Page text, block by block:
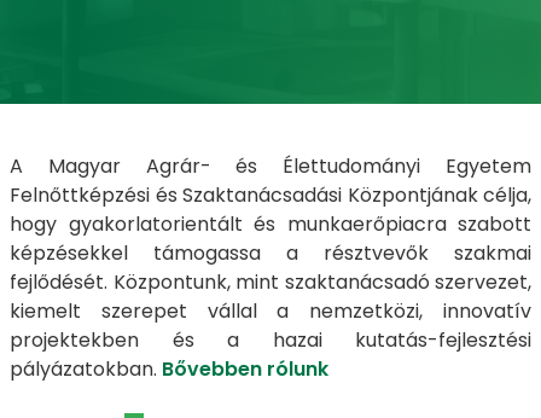
A Magyar Agrár- és Élettudományi Egyetem
Felnőttképzési és Szaktanácsadási Központjának célja,
hogy gyakorlatorientált és munkaerőpiacra szabott
képzésekkel támogassa a résztvevők szakmai
fejlődését. Központunk, mint szaktanácsadó szervezet,
kiemelt szerepet vállal a nemzetközi, innovatív
projektekben és a hazai kutatás-fejlesztési
pályázatokban. Bővebben rólunk